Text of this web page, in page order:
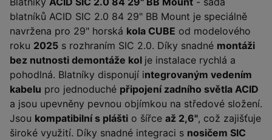
blatníků ACID SIC 2.0 84 29" BB Mount je speciálně
navržena pro 29" horská kola CUBE od modelového
roku 2025 s rozhraním SIC 2.0. Díky snadné montáži
bez nutnosti demontáže kol je instalace rychlá a
pohodlná. Blatníky disponují integrovaným vedením
kabelu pro jednoduché připojení zadního světla ACID
a jsou upevněny pevnou objímkou na středové složení.
Jsou kompatibilní s plášti o šířce až 2,6", což zajišťuje
široké využití. Díky snadné integraci s nosičem SIC